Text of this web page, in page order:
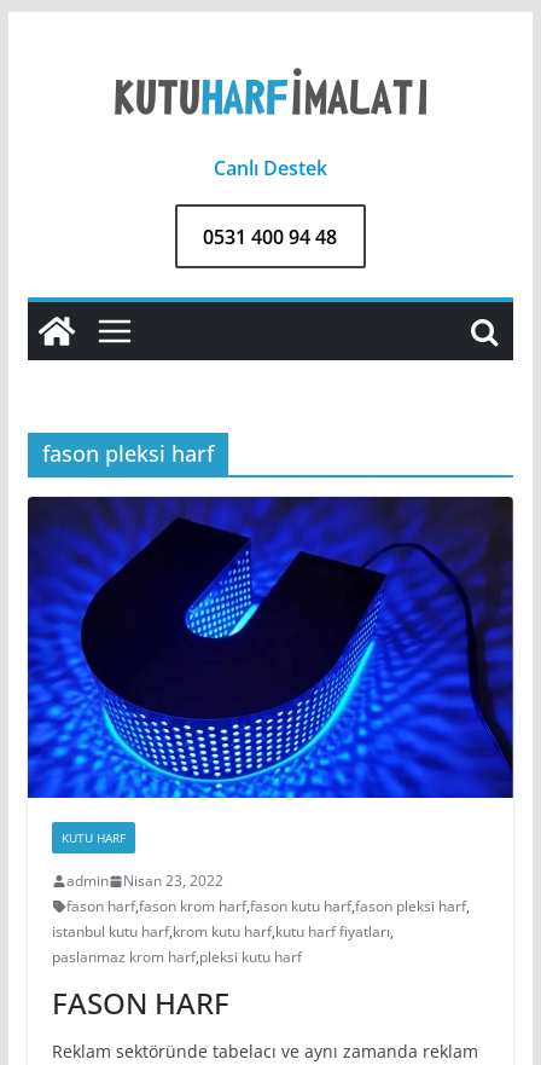
Canlı Destek
0531 400 94 48
fason pleksi harf
KUTU HARF
admin
Nisan 23, 2022
fason harf,fason krom harf,fason kutu harf,fason pleksi harf,
istanbul kutu harf,krom kutu harf,kutu harf fiyatları,
paslanmaz krom harf,pleksi kutu harf
FASON HARF
Reklam sektöründe tabelacı ve aynı zamanda reklam